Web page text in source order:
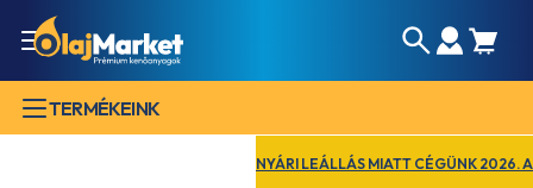
TERMÉKEINK
NYÁRI LEÁLLÁS MIATT CÉGÜNK 2026.